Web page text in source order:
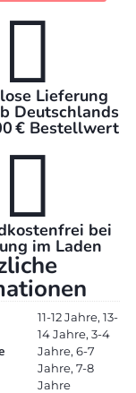

Lieferung
Deutschlands
€ Bestellwert

bei
im Laden
11-12 Jahre, 13-
14 Jahre, 3-4
Jahre, 6-7
Jahre, 7-8
Jahre